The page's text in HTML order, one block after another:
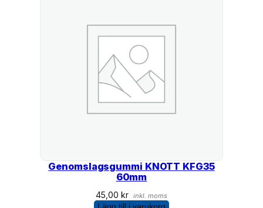
Genomslagsgummi KNOTT KFG35
60mm
45,00 kr inkl. moms
Lägg till i varukorg